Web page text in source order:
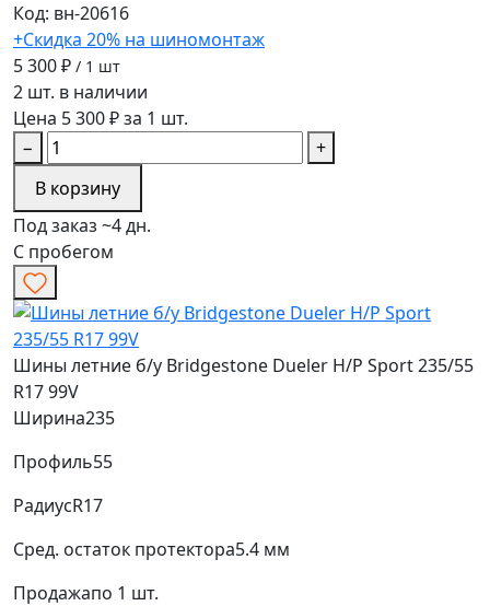
Код: вн-20616
+Скидка 20% на шиномонтаж
5 300 ₽ / 1 шт
2 шт. в наличии
Цена 5 300 ₽ за 1 шт.
−
+
В корзину
Под заказ ~4 дн.
С пробегом
Шины летние б/у Bridgestone Dueler H/P Sport 235/55
R17 99V
Ширина235
Профиль55
РадиусR17
Сред. остаток протектора5.4 мм
Продажапо 1 шт.